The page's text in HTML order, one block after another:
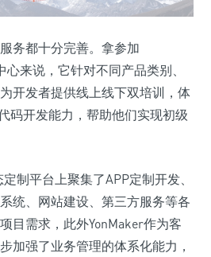
务都十分完善。拿参加
来说，它针对不同产品类别、
开发者提供线上线下双培训，体
码开发能力，帮助他们实现初级
制平台上聚集了APP定制开发、
统、网站建设、第三方服务等各
目需求，此外YonMaker作为客
加强了业务管理的体系化能力，